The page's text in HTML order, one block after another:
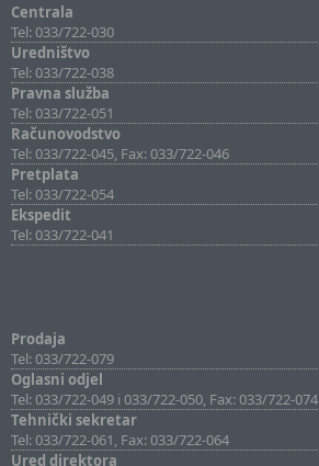
Centrala
Tel: 033/722-030
Uredništvo
Tel: 033/722-038
Pravna služba
Tel: 033/722-051
Računovodstvo
Tel: 033/722-045, Fax: 033/722-046
Pretplata
Tel: 033/722-054
Ekspedit
Tel: 033/722-041
Prodaja
Tel: 033/722-079
Oglasni odjel
Tel: 033/722-049 i 033/722-050, Fax: 033/722-074
Tehnički sekretar
Tel: 033/722-061, Fax: 033/722-064
Ured direktora